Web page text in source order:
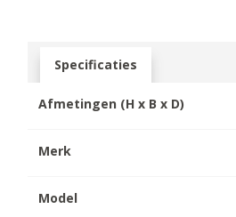
Specificaties
Afmetingen (H x B x D)
Merk
Model